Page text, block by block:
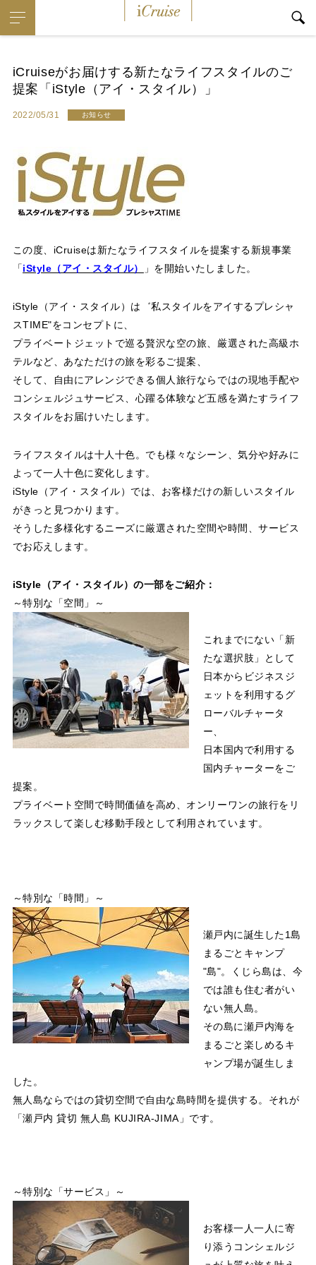
iCruiseがお届けする新たなライフスタイルのご
提案「iStyle（アイ・スタイル）」
2022/05/31 お知らせ
この度、iCruiseは新たなライフスタイルを提案する新規事業
「iStyle（アイ・スタイル） 」を開始いたしました。
iStyle（アイ・スタイル）は゛私スタイルをアイするプレシャ
スTIME"をコンセプトに、
プライベートジェットで巡る贅沢な空の旅、厳選された高級ホ
テルなど、あなただけの旅を彩るご提案、
そして、自由にアレンジできる個人旅行ならではの現地手配や
コンシェルジュサービス、心躍る体験など五感を満たすライフ
スタイルをお届けいたします。
ライフスタイルは十人十色。でも様々なシーン、気分や好みに
よって一人十色に変化します。
iStyle（アイ・スタイル）では、お客様だけの新しいスタイル
がきっと見つかります。
そうした多様化するニーズに厳選された空間や時間、サービス
でお応えします。
iStyle（アイ・スタイル）の一部をご紹介：
～特別な「空間」～
これまでにない「新
たな選択肢」として
日本からビジネスジ
ェットを利用するグ
ローバルチャータ
ー、
日本国内で利用する
国内チャーターをご
提案。
プライベート空間で時間価値を高め、オンリーワンの旅行をリ
ラックスして楽しむ移動手段として利用されています。
～特別な「時間」～
瀬戸内に誕生した1島
まるごとキャンプ
"島"。くじら島は、今
では誰も住む者がい
ない無人島。
その島に瀬戸内海を
まるごと楽しめるキ
ャンプ場が誕生しま
した。
無人島ならではの貸切空間で自由な島時間を提供する。それが
「瀬戸内 貸切 無人島 KUJIRA-JIMA」です。
～特別な「サービス」～
お客様一人一人に寄
り添うコンシェルジ